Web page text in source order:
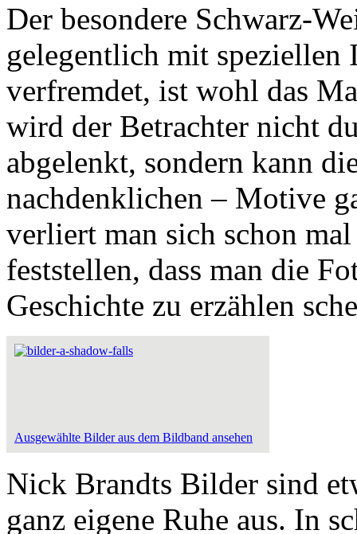
Der besondere Schwarz-
gelegentlich mit
verfremdet, ist wohl das
wird der Betrachter nicht
abgelenkt, sondern kann
nachdenklichen – Motive
verliert man sich schon
feststellen, dass man die
Geschichte zu erzählen
Ausgewählte Bilder aus dem Bildband ansehen
Nick Brandts Bilder sind
ganz eigene Ruhe aus. In